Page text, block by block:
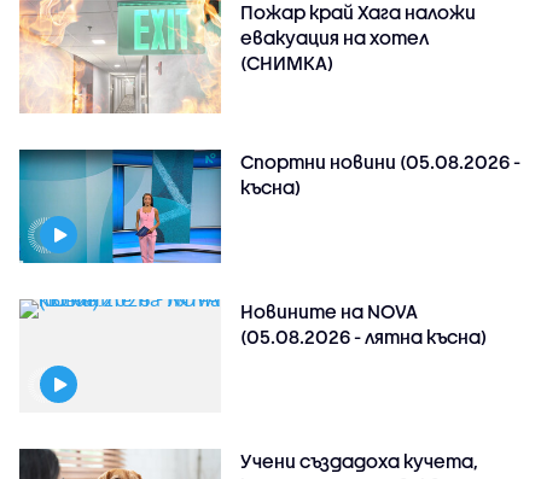
Пожар край Хага наложи
евакуация на хотел
(СНИМКА)
Спортни новини (05.08.2026 -
късна)
Новините на NOVA
(05.08.2026 - лятна късна)
Учени създадоха кучета,